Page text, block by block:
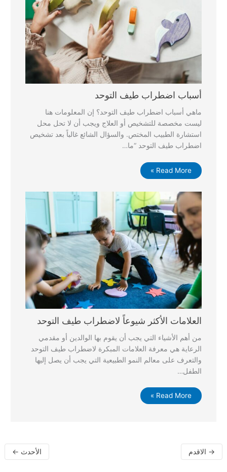
أسباب اضطراب طيف التوحد
ماهي أسباب اضطراب طيف التوحد؟ إن المعلومات هنا
ليست مخصصة للتشخيص أو العلاج ويجب أن لا تحل محل
استشارة الطبيب المختص. والسؤال الشائع غالباً بعد تشخيص
اضطراب طيف التوحد “ما…
Read More »
العلامات الأكثر شيوعاً لاضطراب طيف التوحد
من أهم الأشياء التي يجب أن يقوم بها الوالدين أو مقدمي
الرعاية هي معرفة العلامات المبكرة لاضطراب طيف التوحد
والتعرف على معالم النمو الطبيعية التي يجب أن يصل إليها
الطفل…
Read More »
→ الاقدم الأحدث ←